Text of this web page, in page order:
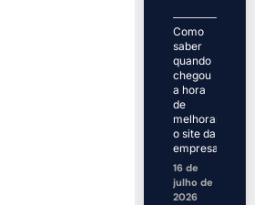
Como
saber
quando
chegou
a hora
de
melhorar
o site da
empresa
16 de
julho de
2026